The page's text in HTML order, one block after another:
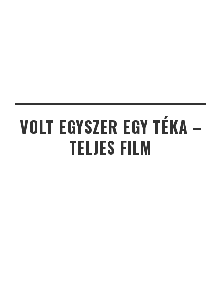
VOLT EGYSZER EGY TÉKA –
TELJES FILM